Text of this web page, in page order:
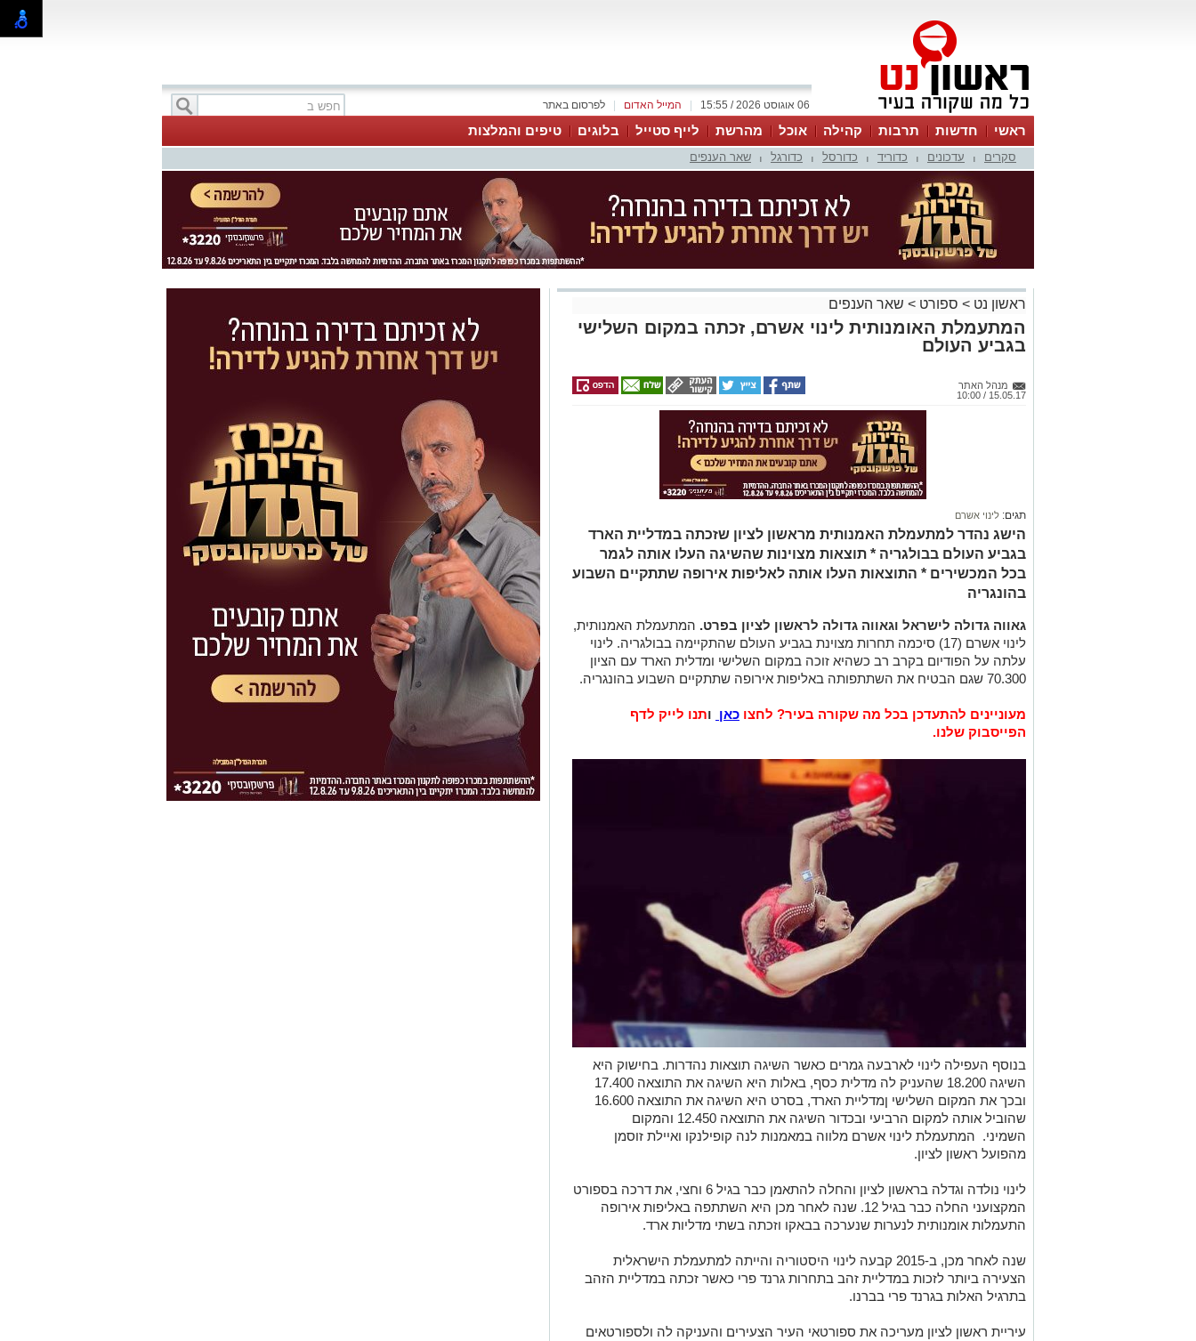
לפרסום באתר המייל האדום 06 אוגוסט 2026 / 15:55
ראשי חדשות תרבות קהילה אוכל מהרשת לייף סטייל בלוגים טיפים והמלצות
סקרים עדכונים כדוריד כדורסל כדורגל שאר הענפים
ראשון נט > ספורט > שאר הענפים
המתעמלת האומנותית לינוי אשרם, זכתה במקום השלישי
בגביע העולם
מנהל האתר
15.05.17 / 10:00
תגים: לינוי אשרם
הישג נהדר למתעמלת האמנותית מראשון לציון שזכתה במדליית הארד
בגביע העולם בבולגריה * תוצאות מצוינות שהשיגה העלו אותה לגמר
בכל המכשירים * התוצאות העלו אותה לאליפות אירופה שתתקיים השבוע
בהונגריה
גאווה גדולה לישראל וגאווה גדולה לראשון לציון בפרט. המתעמלת האמנותית,
לינוי אשרם (17) סיכמה תחרות מצוינת בגביע העולם שהתקיימה בבולגריה. לינוי
עלתה על הפודיום בקרב רב כשהיא זוכה במקום השלישי ומדלית הארד עם הציון
70.300 שגם הבטיח את השתתפותה באליפות אירופה שתתקיים השבוע בהונגריה.
מעוניינים להתעדכן בכל מה שקורה בעיר? לחצו כאן ותנו לייק לדף
הפייסבוק שלנו.
בנוסף העפילה לינוי לארבעה גמרים כאשר השיגה תוצאות נהדרות. בחישוק היא
השיגה 18.200 שהעניק לה מדלית כסף, באלות היא השיגה את התוצאה 17.400
ובכך את המקום השלישי ןמדליית הארד, בסרט היא השיגה את התוצאה 16.600
שהוביל אותה למקום הרביעי ובכדור השיגה את התוצאה 12.450 והמקום
השמיני. המתעמלת לינוי אשרם מלווה במאמנות לנה קופילנקו ואיילת זוסמן
מהפועל ראשון לציון.
לינוי נולדה וגדלה בראשון לציון והחלה להתאמן כבר בגיל 6 וחצי, את דרכה בספורט
המקצועני החלה כבר בגיל 12. שנה לאחר מכן היא השתתפה באליפות אירופה
התעמלות אומנותית לנערות שנערכה בבאקו וזכתה בשתי מדליות ארד.
שנה לאחר מכן, ב-2015 קבעה לינוי היסטוריה והייתה למתעמלת הישראלית
הצעירה ביותר לזכות במדליית זהב בתחרות גרנד פרי כאשר זכתה במדליית הזהב
בתרגיל האלות בגרנד פרי בברנו.
עיריית ראשון לציון מעריכה את ספורטאי העיר הצעירים והעניקה לה ולספורטאים